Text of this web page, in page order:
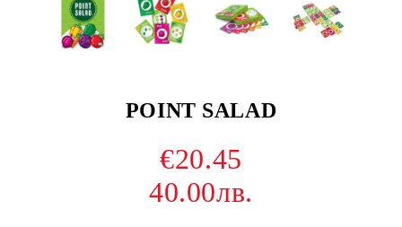
POINT SALAD
€20.45
40.00лв.